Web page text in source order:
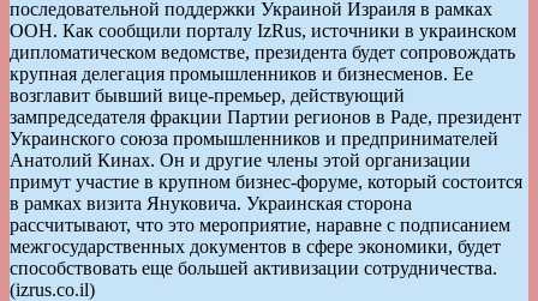
последовательной поддержки Украиной Израиля в рамках
ООН. Как сообщили порталу IzRus, источники в украинском
дипломатическом ведомстве, президента будет сопровождать
крупная делегация промышленников и бизнесменов. Ее
возглавит бывший вице-премьер, действующий
зампредседателя фракции Партии регионов в Раде, президент
Украинского союза промышленников и предпринимателей
Анатолий Кинах. Он и другие члены этой организации
примут участие в крупном бизнес-форуме, который состоится
в рамках визита Януковича. Украинская сторона
рассчитывают, что это мероприятие, наравне с подписанием
межгосударственных документов в сфере экономики, будет
способствовать еще большей активизации сотрудничества.
(izrus.co.il)